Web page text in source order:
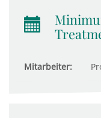
Mitarbeiter: